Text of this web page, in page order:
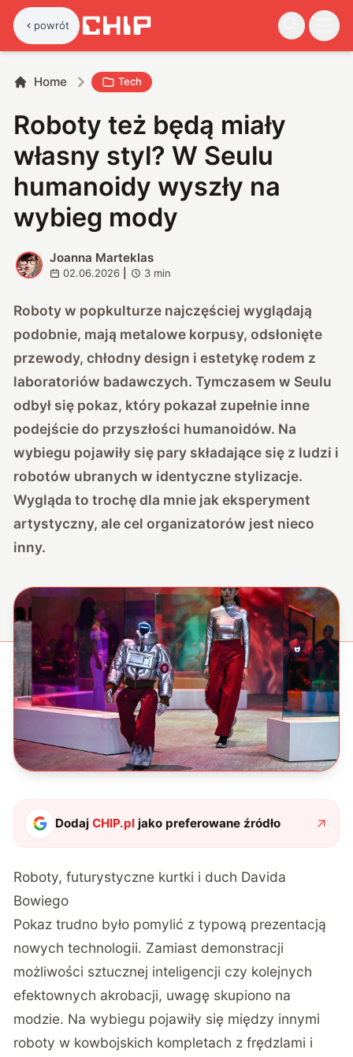
powrót
Home Tech
Roboty też będą miały
własny styl? W Seulu
humanoidy wyszły na
wybieg mody
J
Joanna Marteklas
02.06.2026 3 min
Roboty w popkulturze najczęściej wyglądają
podobnie, mają metalowe korpusy, odsłonięte
przewody, chłodny design i estetykę rodem z
laboratoriów badawczych. Tymczasem w Seulu
odbył się pokaz, który pokazał zupełnie inne
podejście do przyszłości humanoidów. Na
wybiegu pojawiły się pary składające się z ludzi i
robotów ubranych w identyczne stylizacje.
Wygląda to trochę dla mnie jak eksperyment
artystyczny, ale cel organizatorów jest nieco
inny.
DodajCHIP.pl jako preferowane źródło
Roboty, futurystyczne kurtki i duch Davida
Bowiego
Pokaz trudno było pomylić z typową prezentacją
nowych technologii. Zamiast demonstracji
możliwości sztucznej inteligencji czy kolejnych
efektownych akrobacji, uwagę skupiono na
modzie. Na wybiegu pojawiły się między innymi
roboty w kowbojskich kompletach z frędzlami i